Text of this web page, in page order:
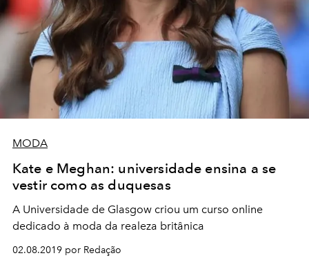
MODA
Kate e Meghan: universidade ensina a se
vestir como as duquesas
A Universidade de Glasgow criou um curso online
dedicado à moda da realeza britânica
02.08.2019 por Redação